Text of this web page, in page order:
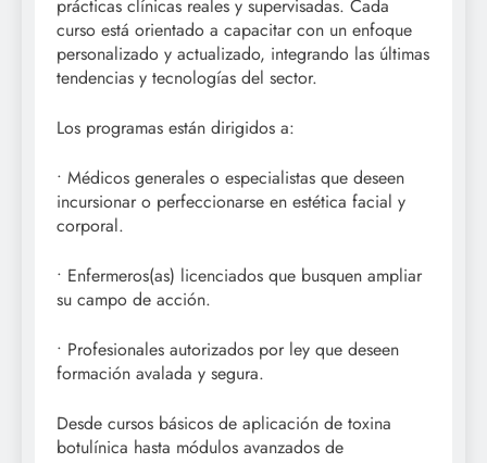
prácticas clínicas reales y supervisadas. Cada
curso está orientado a capacitar con un enfoque
personalizado y actualizado, integrando las últimas
tendencias y tecnologías del sector.
Los programas están dirigidos a:
• Médicos generales o especialistas que deseen
incursionar o perfeccionarse en estética facial y
corporal.
• Enfermeros(as) licenciados que busquen ampliar
su campo de acción.
• Profesionales autorizados por ley que deseen
formación avalada y segura.
Desde cursos básicos de aplicación de toxina
botulínica hasta módulos avanzados de